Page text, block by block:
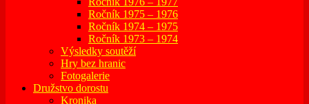
Ročník 1975 – 1976
Ročník 1974 – 1975
Ročník 1973 – 1974
Výsledky soutěží
Hry bez hranic
Fotogalerie
Družstvo dorostu
Kronika